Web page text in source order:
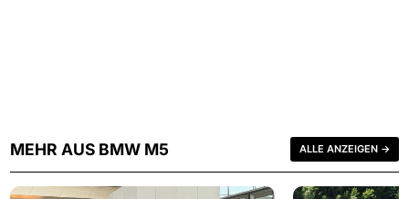
MEHR AUS BMW M5 ALLE ANZEIGEN →